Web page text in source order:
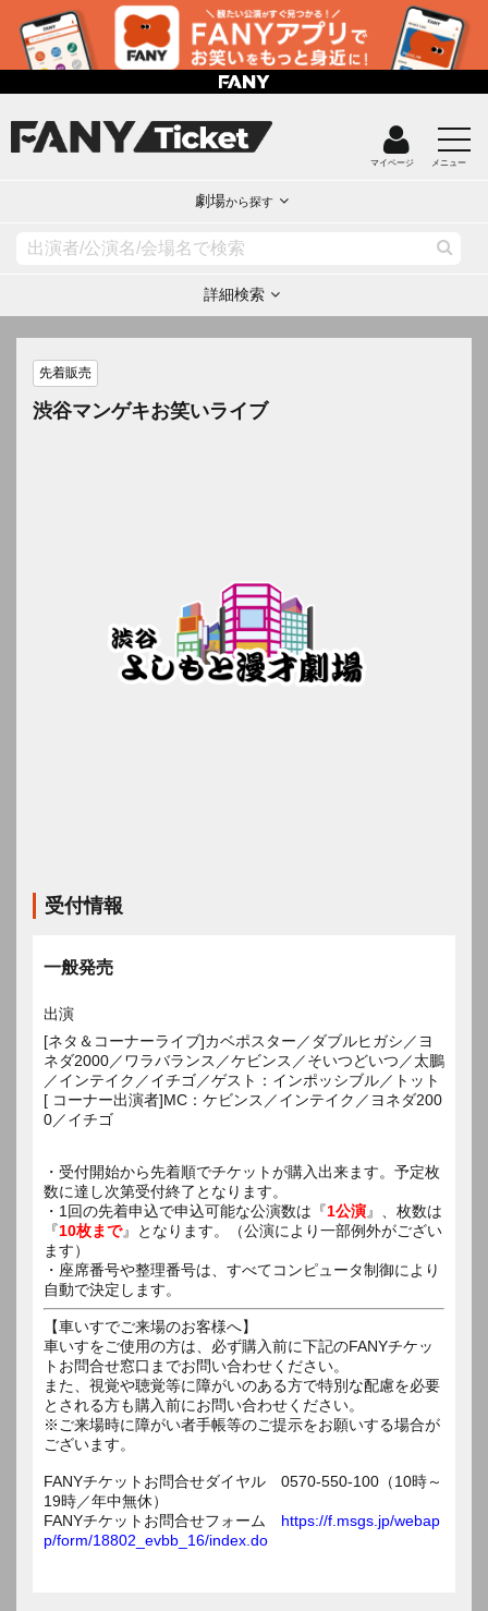
マイページ メニュー
劇場から探す
詳細検索
先着販売
渋谷マンゲキお笑いライブ
受付情報
一般発売
出演
[ネタ＆コーナーライブ]カベポスター／ダブルヒガシ／ヨ
ネダ2000／ワラバランス／ケビンス／そいつどいつ／太鵬
／インテイク／イチゴ／ゲスト：インポッシブル／トット
[ コーナー出演者]MC：ケビンス／インテイク／ヨネダ200
0／イチゴ
・受付開始から先着順でチケットが購入出来ます。予定枚
数に達し次第受付終了となります。
・1回の先着申込で申込可能な公演数は『1公演』、枚数は
『10枚まで』となります。（公演により一部例外がござい
ます）
・座席番号や整理番号は、すべてコンピュータ制御により
自動で決定します。
【車いすでご来場のお客様へ】
車いすをご使用の方は、必ず購入前に下記のFANYチケッ
トお問合せ窓口までお問い合わせください。
また、視覚や聴覚等に障がいのある方で特別な配慮を必要
とされる方も購入前にお問い合わせください。
※ご来場時に障がい者手帳等のご提示をお願いする場合が
ございます。
FANYチケットお問合せダイヤル 0570-550-100（10時～
19時／年中無休）
FANYチケットお問合せフォーム https://f.msgs.jp/webap
p/form/18802_evbb_16/index.do